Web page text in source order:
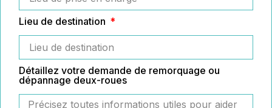
Lieu de destination
Détaillez votre demande de remorquage ou
dépannage deux-roues